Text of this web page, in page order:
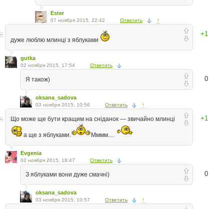
Ester
07 ноября 2015, 22:42 Ответить ↑
+1
дуже люблю млинці з яблуками
gutka
02 ноября 2015, 17:54 Ответить
0
Я також)
oksana_sadova
03 ноября 2015, 10:56 Ответить ↑
+1
Що може ще бути кращим на сніданок — звичайно млинці
а ще з яблуками. Мммм....
Evgenia
02 ноября 2015, 18:47 Ответить
0
З яблуками вони дуже смачні)
oksana_sadova
03 ноября 2015, 10:57 Ответить ↑